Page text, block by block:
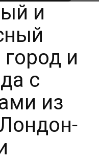
и
и
с
из